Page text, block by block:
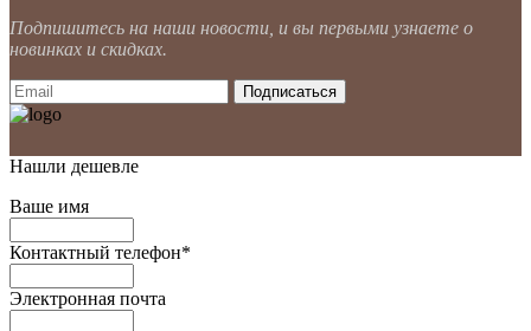
Подпишитесь на наши новости, и вы первыми узнаете о
новинках и скидках.
Нашли дешевле
Ваше имя
Контактный телефон*
Электронная почта